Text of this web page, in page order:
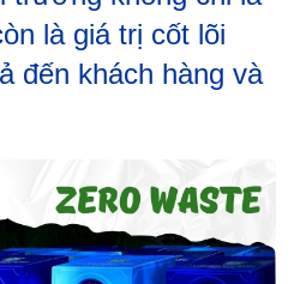
là giá trị cốt lõi
đến khách hàng và